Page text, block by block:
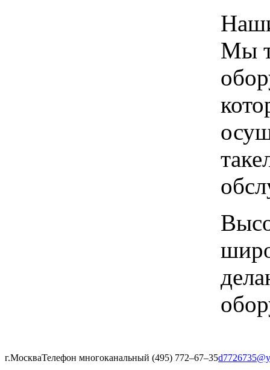
Мы
г.МоскваТелефон многоканальный (495) 772‒67‒35